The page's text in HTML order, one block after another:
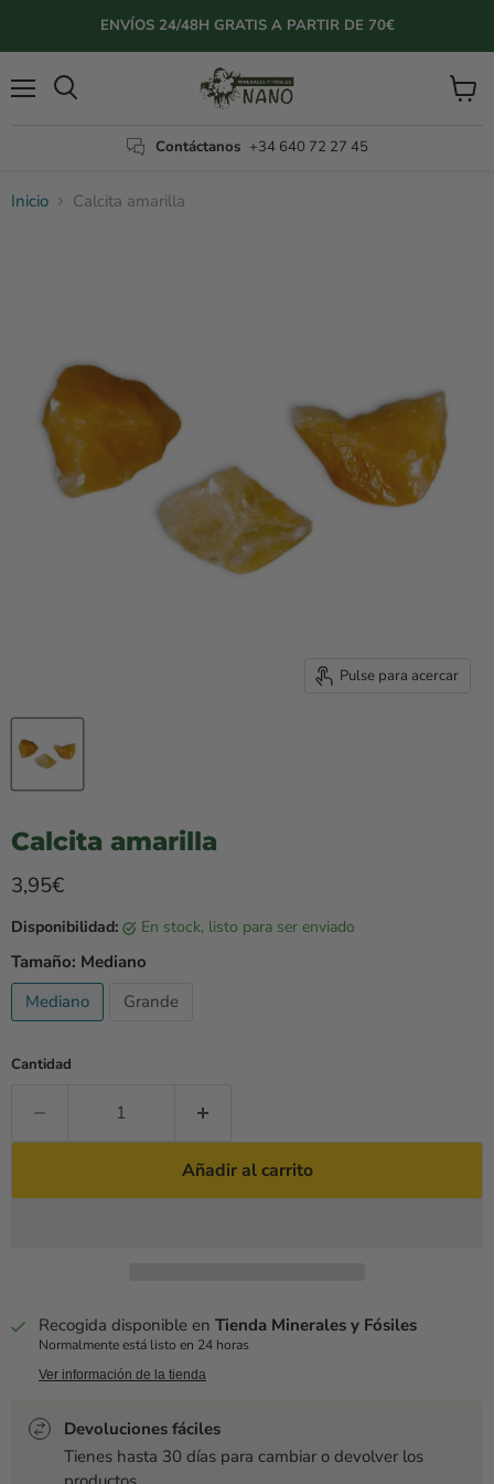
ENVÍOS 24/48H GRATIS A PARTIR DE 70€
Contáctanos +34 640 72 27 45
Ver
Inicio Calcita amarilla
Pulse para acercar
Calcita amarilla
Precio rebajado
3,95€
Disponibilidad: en stock, listo para ser enviado
Tamaño: Mediano
Mediano
Grande
Cantidad
Añadir al carrito
Recogida disponible en Tienda Minerales y Fósiles
Normalmente está listo en 24 horas
Ver información de la tienda
Devoluciones fáciles
Tienes hasta 30 días para cambiar o devolver los